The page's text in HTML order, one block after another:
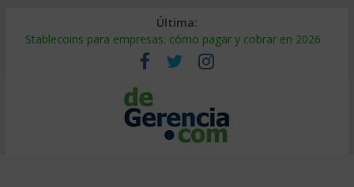
Última:
Stablecoins para empresas: cómo pagar y cobrar en 2026
Despido silencioso: qué es y por qué sale tan caro
IA en selección de personal: cómo auditarla a tiempo
Trabajo forzoso en la cadena de suministro: qué hacer
Mercado hispano de EE. UU.: cómo segmentarlo y venderle